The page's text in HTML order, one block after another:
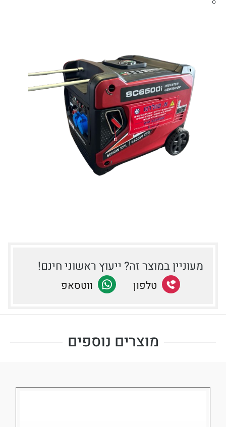
מעוניין במוצר זה? ייעוץ ראשוני חינם!
שתף
טלפון
שתףווטסאפ
מוצרים נוספים